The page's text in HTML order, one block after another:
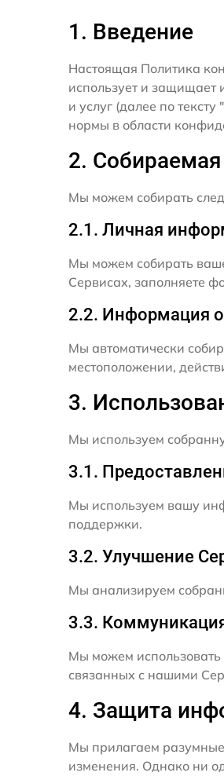
1. Введение
Настоящая Политика
использует и
и услуг (далее по
нормы в области
2.
Мы можем собирать
2.1. Личная
Мы можем собирать
Сервисах, заполняете
2.2. Информация
Мы автоматически
местоположении,
3.
Мы используем
3.1.
Мы используем вашу
поддержки.
3.2. Улучшение
Мы анализируем
3.3.
Мы можем использовать
связанных с нашими
4. Защита
Мы прилагаем
изменения. Однако ни